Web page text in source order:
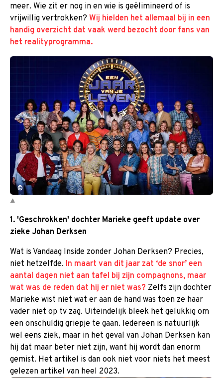
meer. Wie zit er nog in en wie is geëlimineerd of is
vrijwillig vertrokken? Wij hielden het allemaal bij in een
handig overzicht dat vaak werd bezocht door fans van
het realityprogramma.
©
1. 'Geschrokken' dochter Marieke geeft update over
zieke Johan Derksen
Wat is Vandaag Inside zonder Johan Derksen? Precies,
niet hetzelfde. In maart van dit jaar zat ‘de snor’ een
aantal dagen niet aan tafel bij zijn compagnons, maar
wat was de reden dat hij er niet was? Zelfs zijn dochter
Marieke wist niet wat er aan de hand was toen ze haar
vader niet op tv zag. Uiteindelijk bleek het gelukkig om
een onschuldig griepje te gaan. Iedereen is natuurlijk
wel eens ziek, maar in het geval van Johan Derksen kan
hij dat maar beter niet zijn, want hij wordt dan enorm
gemist. Het artikel is dan ook niet voor niets het meest
gelezen artikel van heel 2023.